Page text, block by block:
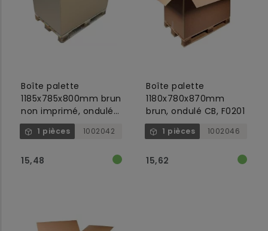
Boîte palette
1185x785x800mm brun
non imprimé, ondulé
BC, F0200
1 pièces 1002042
15,48
Boîte palette
1180x780x870mm
brun, ondulé CB, F0201
1 pièces 1002046
15,62